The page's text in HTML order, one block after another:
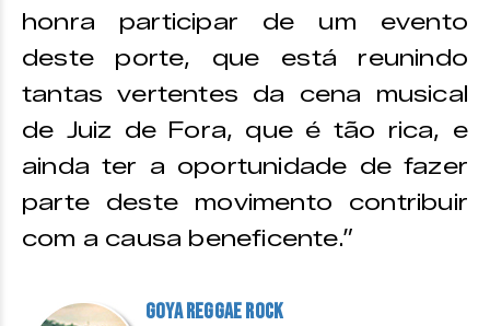
honra participar de um evento
deste porte, que está reunindo
tantas vertentes da cena musical
de Juiz de Fora, que é tão rica, e
ainda ter a oportunidade de fazer
parte deste movimento contribuir
com a causa beneficente.”
Goya Reggae Rock